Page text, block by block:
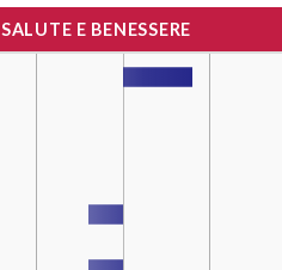
SALUTE E BENESSERE